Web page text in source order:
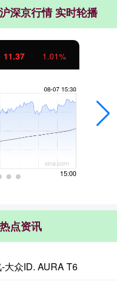
沪深京行情 实时轮播
47.56 1.35%
热点资讯
大众ID. AURA T6